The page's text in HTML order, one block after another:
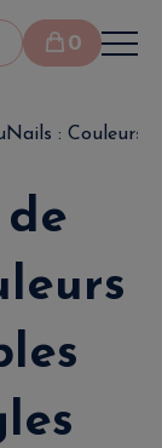
0
: Couleurs
de